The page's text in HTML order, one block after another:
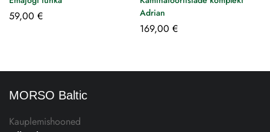
59,00 €
Adrian
169,00 €
MORSO Baltic
Kauplemishooned